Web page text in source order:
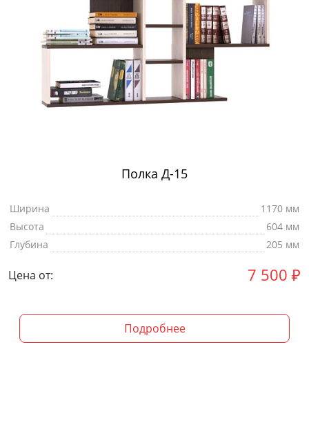
Полка Д-15
Ширина
1170 мм
Высота
604 мм
Глубина
205 мм
Цена от: 7 500 ₽
Подробнее